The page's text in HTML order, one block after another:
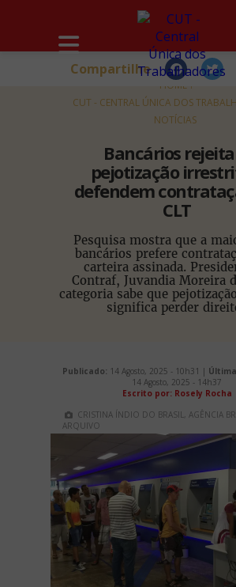
HOME
CUT - CENTRAL ÚNICA DOS
NOTÍCIAS
Bancários
pejotização
defendem
CLT
Pesquisa mostra que a
bancários prefere
carteira assinada.
Contraf, Juvandia Moreira
categoria sabe que
significa perder
Compartilhe
Publicado: 14 Agosto, 2025 - 10h31 |
14 Agosto, 2025 - 14h37
Escrito por: Rosely Rocha
CRISTINA ÍNDIO DO BRASIL, AGÊNCIA
ARQUIVO